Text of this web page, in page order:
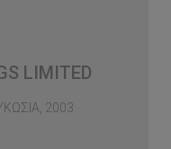
LIMITED
2003